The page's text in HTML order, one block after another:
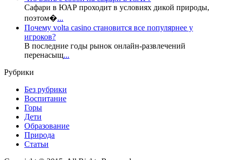
Сафари в ЮАР проходит в условиях дикой природы,
поэтом�...
Почему volta casino становится все популярнее у
игроков?
В последние годы рынок онлайн-развлечений
перенасыщ...
Рубрики
Без рубрики
Воспитание
Горы
Дети
Образование
Природа
Статьи